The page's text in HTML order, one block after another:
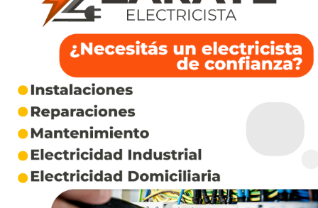
estos operativos nocturnos, en los que se los
echa de los lugares donde están descansando
(en la vía pública), de manera violenta y
quitándoles sus pertenencias (…) Por otra parte,
todos los hechos relatados en los distintos
testimonios y actuaciones que fueron relevados
por el magistrado tienen en común que
recayeron sobre personas en situación de